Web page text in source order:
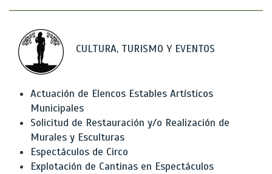
CULTURA, TURISMO Y EVENTOS
Actuación de Elencos Estables Artísticos
Municipales
Solicitud de Restauración y/o Realización de
Murales y Esculturas
Espectáculos de Circo
Explotación de Cantinas en Espectáculos